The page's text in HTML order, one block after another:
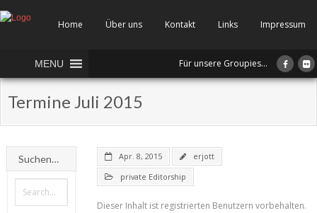
Home Über uns Kontakt Links Impressum
MENU Für unsere Groupies...
Termine Juli 2015
Apr. 8, 2015
erjott
private Editorship
Dieser Inhalt ist registrierten Benutzern vorbehalten.
Suchen…